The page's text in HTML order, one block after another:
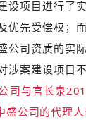
设项目进行了
优先受偿权；
公司资质的实
涉案建设项目
司与官长泉
盛公司的代理